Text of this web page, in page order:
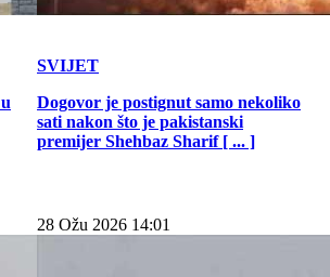
SVIJET
Dogovor je postignut samo nekoliko
sati nakon što je pakistanski
premijer Shehbaz Sharif [ ... ]
28 Ožu 2026 14:01